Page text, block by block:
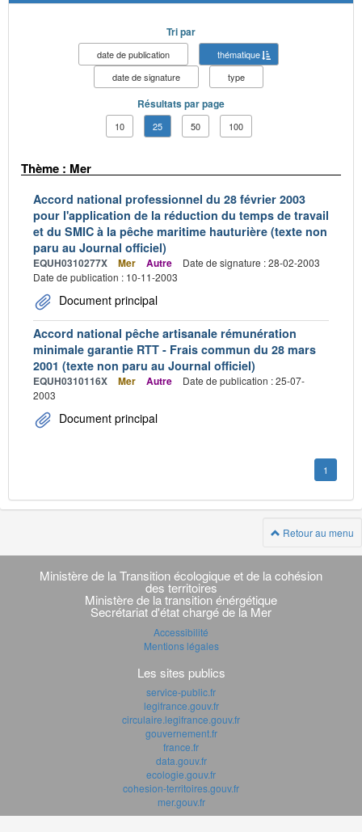
Tri par
date de publication
thématique
date de signature
type
Résultats par page
10 25 50 100
Thème : Mer
Accord national professionnel du 28 février 2003
pour l'application de la réduction du temps de travail
et du SMIC à la pêche maritime hauturière (texte non
paru au Journal officiel)
EQUH0310277X Mer Autre
Date de signature : 28-02-2003
Date de publication : 10-11-2003
Document principal
Accord national pêche artisanale rémunération
minimale garantie RTT - Frais commun du 28 mars
2001 (texte non paru au Journal officiel)
EQUH0310116X Mer Autre
Date de publication : 25-07-
2003
Document principal
1
Retour au menu
Navigation
transverse
Ministère de la Transition écologique et de la cohésion
des territoires
Ministère de la transition énérgétique
Secrétariat d'état chargé de la Mer
Accessibilité
Mentions légales
Les sites publics
service-public.fr
legifrance.gouv.fr
circulaire.legifrance.gouv.fr
gouvernement.fr
france.fr
data.gouv.fr
ecologie.gouv.fr
cohesion-territoires.gouv.fr
mer.gouv.fr